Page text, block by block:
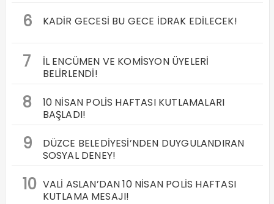
6 KADİR GECESİ BU GECE İDRAK EDİLECEK!
7
İL ENCÜMEN VE KOMİSYON ÜYELERİ
BELİRLENDİ!
8
10 NİSAN POLİS HAFTASI KUTLAMALARI
BAŞLADI!
9
DÜZCE BELEDİYESİ’NDEN DUYGULANDIRAN
SOSYAL DENEY!
10 VALİ ASLAN’DAN 10 NİSAN POLİS HAFTASI
KUTLAMA MESAJI!